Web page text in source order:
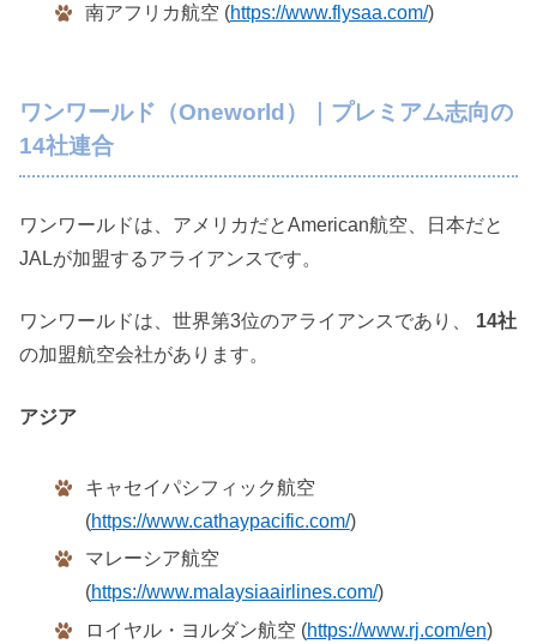
南アフリカ航空 (https://www.flysaa.com/)
ワンワールド（Oneworld）｜プレミアム志向の
14社連合
ワンワールドは、アメリカだとAmerican航空、日本だと
JALが加盟するアライアンスです。
ワンワールドは、世界第3位のアライアンスであり、 14社
の加盟航空会社があります。
アジア
キャセイパシフィック航空
(https://www.cathaypacific.com/)
マレーシア航空
(https://www.malaysiaairlines.com/)
ロイヤル・ヨルダン航空 (https://www.rj.com/en)